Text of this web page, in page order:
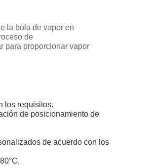
la bola de vapor en
de
para proporcionar vapor
los requisitos.
de posicionamiento de
de acuerdo con los